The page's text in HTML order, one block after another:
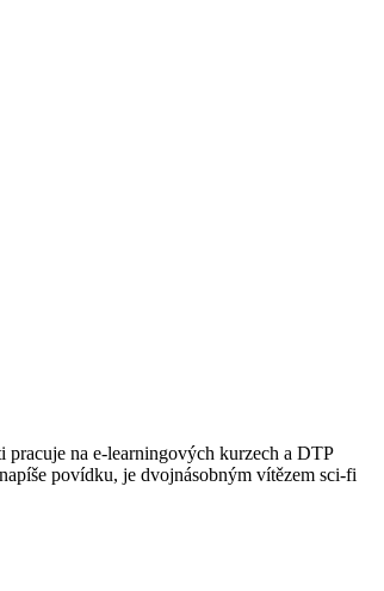
na e-learningových kurzech a DTP
povídku, je dvojnásobným vítězem sci-fi